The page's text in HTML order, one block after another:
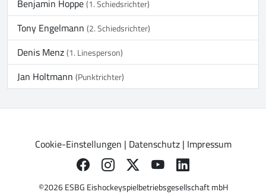
(1. Schiedsrichter)
Tony Engelmann(2. Schiedsrichter)
Denis Menz(1. Linesperson)
Jan Holtmann(Punktrichter)
Cookie-Einstellungen | Datenschutz| Impressum
©2026 ESBG Eishockeyspielbetriebsgesellschaft mbH